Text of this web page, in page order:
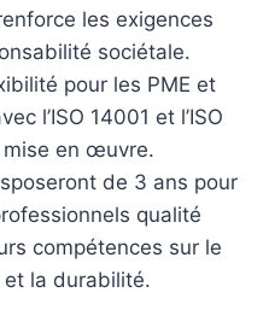
les exigences
sociétale.
pour les PME et
l’ISO 14001 et l’ISO
en œuvre.
de 3 ans pour
qualité
compétences sur le
et la durabilité.